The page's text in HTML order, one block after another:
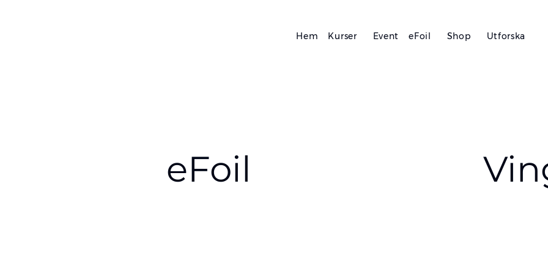
Hem Kurser Event eFoil Shop Utforska
eFoil